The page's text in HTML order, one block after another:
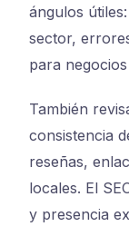
ángulos
sector,
para
También
consistencia
reseñas,
locales. El
y presencia